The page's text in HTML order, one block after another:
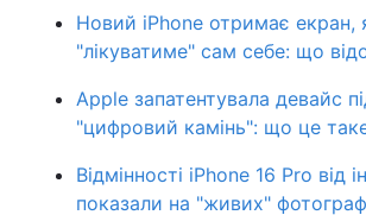
Новий iPhone отримає екран,
"лікуватиме" сам себе: що
Apple запатентувала девайс
"цифровий камінь": що це
Відмінності iPhone 16 Pro від
показали на "живих"